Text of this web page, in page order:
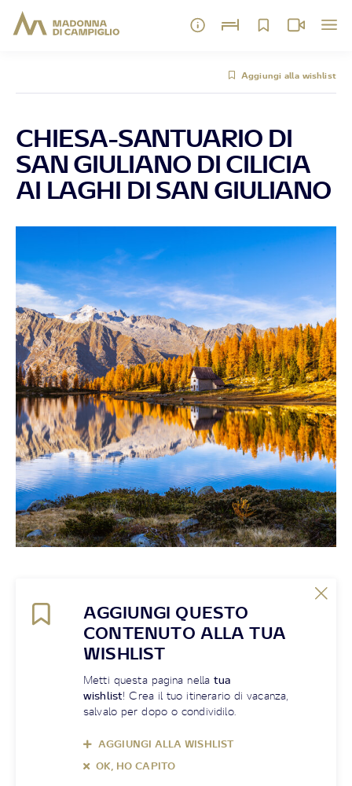
Aggiungi alla wishlist
CHIESA-SANTUARIO DI
SAN GIULIANO DI CILICIA
AI LAGHI DI SAN GIULIANO
AGGIUNGI QUESTO
CONTENUTO ALLA TUA
WISHLIST
Metti questa pagina nellatua
wishlist! Crea il tuo itinerario di vacanza,
salvalo per dopo o condividilo.
AGGIUNGI ALLA WISHLIST
OK, HO CAPITO